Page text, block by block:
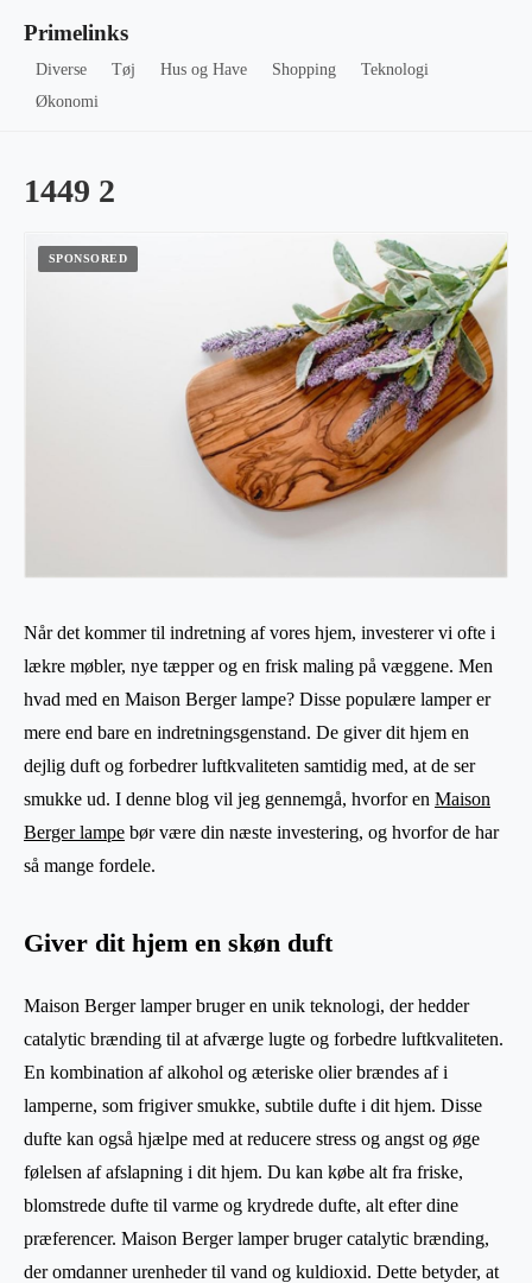
Primelinks
Diverse Tøj Hus og Have Shopping
Teknologi
Økonomi
1449 2
Når det kommer til indretning af vores hjem, investerer vi ofte i
lækre møbler, nye tæpper og en frisk maling på væggene. Men
hvad med en Maison Berger lampe? Disse populære lamper er
mere end bare en indretningsgenstand. De giver dit hjem en
dejlig duft og forbedrer luftkvaliteten samtidig med, at de ser
smukke ud. I denne blog vil jeg gennemgå, hvorfor en Maison
Berger lampe bør være din næste investering, og hvorfor de har
så mange fordele.
Giver dit hjem en skøn duft
Maison Berger lamper bruger en unik teknologi, der hedder
catalytic brænding til at afværge lugte og forbedre luftkvaliteten.
En kombination af alkohol og æteriske olier brændes af i
lamperne, som frigiver smukke, subtile dufte i dit hjem. Disse
dufte kan også hjælpe med at reducere stress og angst og øge
følelsen af ​​afslapning i dit hjem. Du kan købe alt fra friske,
blomstrede dufte til varme og krydrede dufte, alt efter dine
præferencer. Maison Berger lamper bruger catalytic brænding,
der omdanner urenheder til vand og kuldioxid. Dette betyder, at